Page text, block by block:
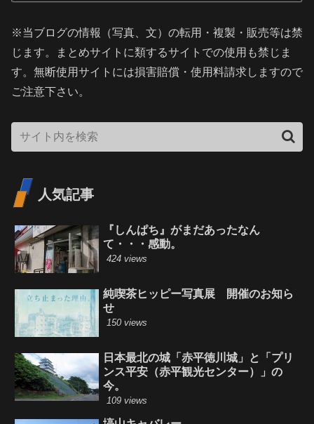
※当ブログの情報（写真、文）の転用・複製・販売等は禁
じます。まとめサイトに類するサイトでの使用も禁じま
す。無断使用サイトには損害賠償・使用料請求しますので
ご注意下さい。
人気記事
『しんぱち』がまだあったなん
て・・・感動。
424 views
純喫茶ヒッピー写真展 開催のお知ら
せ
150 views
日本最北の城「赤平徳川城」と「プリ
ンス平安（赤平観光センター）」の
今。
109 views